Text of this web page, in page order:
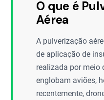
O que é
Aérea
A pulverização
de aplicação de
realizada por meio
englobam aviões,
recentemente,